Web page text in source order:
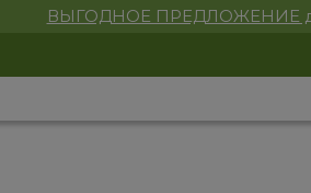
ВЫГОДНОЕ ПРЕДЛОЖЕНИЕ